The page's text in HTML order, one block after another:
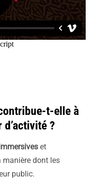
t-elle à
?
et
manière dont les
public.